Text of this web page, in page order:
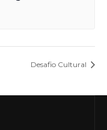
Desafio Cultural